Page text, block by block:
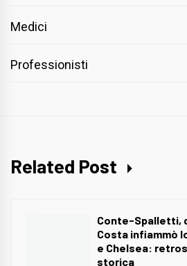
Medici
Professionisti
Related Post
Conte-Spalletti,
Costa infiammò
e Chelsea:
storica